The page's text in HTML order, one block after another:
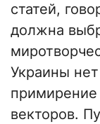
статей,
должна
Украины
векторов.